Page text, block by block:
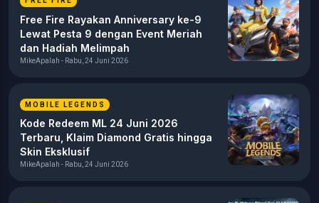
Free Fire Rayakan Anniversary ke-9
Lewat Pesta 9 dengan Event Meriah
dan Hadiah Melimpah
MikeApalah - Rabu, 24 Juni 2026
MOBILE LEGENDS
Kode Redeem ML 24 Juni 2026
Terbaru, Klaim Diamond Gratis hingga
Skin Eksklusif
MikeApalah - Rabu, 24 Juni 2026